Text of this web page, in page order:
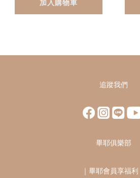
加入購物車
追蹤我們
畢耶俱樂部
｜ 畢耶會員享福利